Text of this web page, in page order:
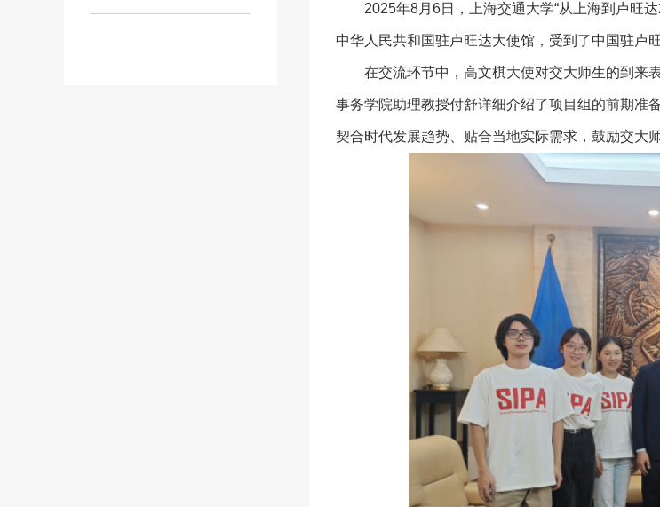
2025年8月6日，上海交通大学“从上海到卢旺
中华人民共和国驻卢旺达大使馆，受到了中国驻卢
在交流环节中，高文棋大使对交大师生的到来
事务学院助理教授付舒详细介绍了项目组的前期准
契合时代发展趋势、贴合当地实际需求，鼓励交大